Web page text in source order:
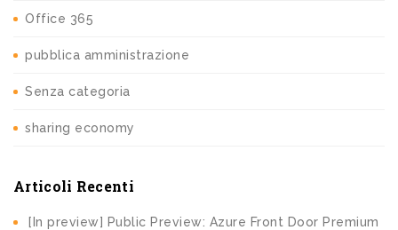
Office 365
pubblica amministrazione
Senza categoria
sharing economy
Articoli Recenti
[In preview] Public Preview: Azure Front Door Premium